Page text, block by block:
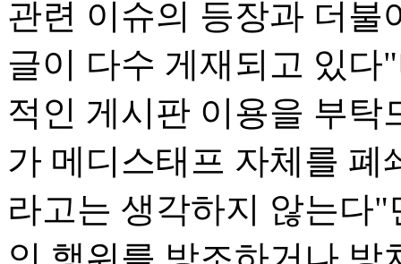
관련 이슈의 등장과 더불
글이 다수 게재되고 있
적인 게시판 이용을 부
가 메디스태프 자체를 폐
라고는 생각하지 않는다